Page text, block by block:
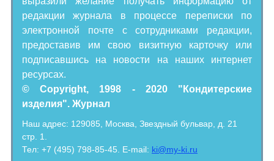
редакции журнала в процессе переписки по
электронной почте с сотрудниками редакции,
предоставив им свою визитную карточку или
подписавшись на новости на наших интернет
ресурсах.
© Copyright, 1998 - 2020 "Кондитерские
изделия". Журнал
Наш адрес: 129085, Москва, Звездный бульвар, д. 21
стр. 1.
Тел: +7 (495) 798-85-45. E-mail: ki@my-ki.ru